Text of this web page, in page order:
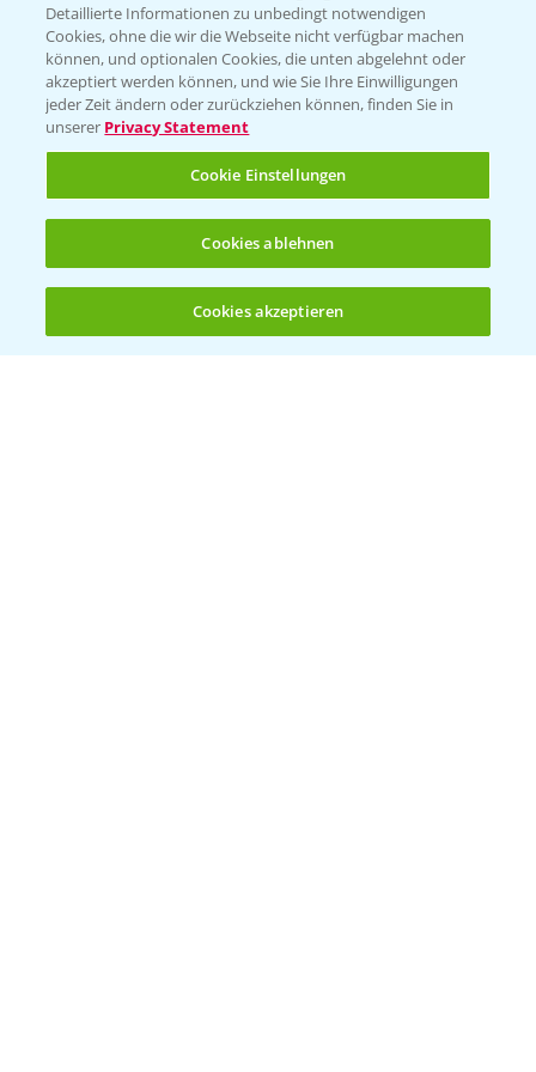
(noch 4)
PAMIRA - Packmittelrücknahme
Sammelstellen und Termine
PRE - Chemikalien sicher entsorgen
Sammelstellen und Termine
Kontakt & Notfall
Detaillierte Informationen zu unbedingt notwendigen
Cookies, ohne die wir die Webseite nicht verfügbar machen
können, und optionalen Cookies, die unten abgelehnt oder
akzeptiert werden können, und wie Sie Ihre Einwilligungen
jeder Zeit ändern oder zurückziehen können, finden Sie in
unserer Privacy Statement
Cookie Einstellungen
Cookies ablehnen
Cookies akzeptieren